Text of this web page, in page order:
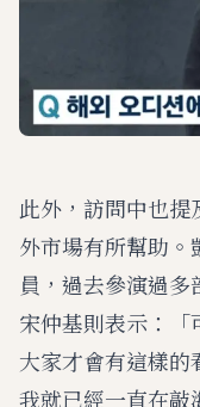
此外，訪問中也
外市場有所幫助
員，過去參演過多
宋仲基則表示：
大家才會有這樣的
我就已經一直在敲